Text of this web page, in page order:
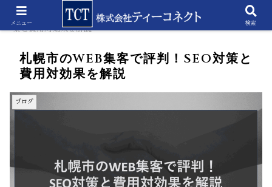
ホーム ブログ
札幌市のWEB集客で評判！SEO対
策と費用対効果を解説
札幌市のWEB集客で評判！SEO対策と
費用対効果を解説
ブログ
メニュー 検索